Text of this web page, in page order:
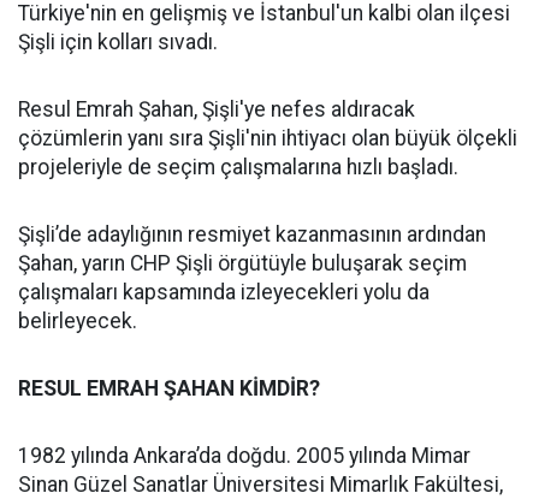
Türkiye'nin en gelişmiş ve İstanbul'un kalbi olan ilçesi
Şişli için kolları sıvadı.
Resul Emrah Şahan, Şişli'ye nefes aldıracak
çözümlerin yanı sıra Şişli'nin ihtiyacı olan büyük ölçekli
projeleriyle de seçim çalışmalarına hızlı başladı.
Şişli’de adaylığının resmiyet kazanmasının ardından
Şahan, yarın CHP Şişli örgütüyle buluşarak seçim
çalışmaları kapsamında izleyecekleri yolu da
belirleyecek.
RESUL EMRAH ŞAHAN KİMDİR?
1982 yılında Ankara’da doğdu. 2005 yılında Mimar
Sinan Güzel Sanatlar Üniversitesi Mimarlık Fakültesi,